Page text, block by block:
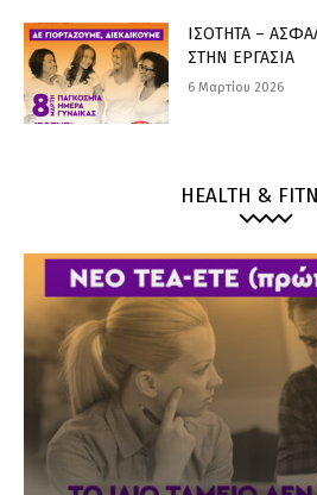
ΙΣΟΤΗΤΑ –
ΣΤΗΝ ΕΡΓΑΣΙΑ
6 Μαρτίου 2026
HEALTH &